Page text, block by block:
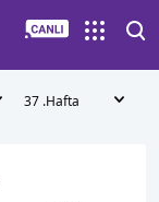
37 .Hafta